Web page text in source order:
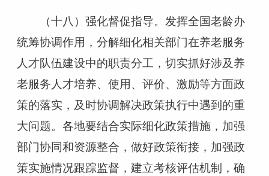
（十八）强化督促指导。发挥全国老龄办
统筹协调作用，分解细化相关部门在养老服务
人才队伍建设中的职责分工，切实抓好涉及养
老服务人才培养、使用、评价、激励等方面政
策的落实，及时协调解决政策执行中遇到的重
大问题。各地要结合实际细化政策措施，加强
部门协同和资源整合，做好政策衔接，加强政
策实施情况跟踪监督，建立考核评估机制，确